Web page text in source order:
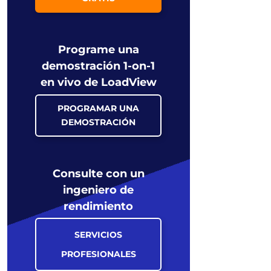
Programe una
demostración 1-on-1
en vivo de LoadView
PROGRAMAR UNA
DEMOSTRACIÓN
Consulte con un
ingeniero de
rendimiento
SERVICIOS
PROFESIONALES